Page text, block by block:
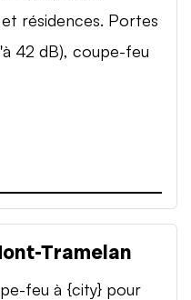
résidences. Portes
42 dB), coupe-feu
Tramelan
feu à {city} pour